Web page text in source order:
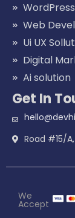
Web
Ui UX
Digital
Ai solution
Get In
Road #15/
We
Accept